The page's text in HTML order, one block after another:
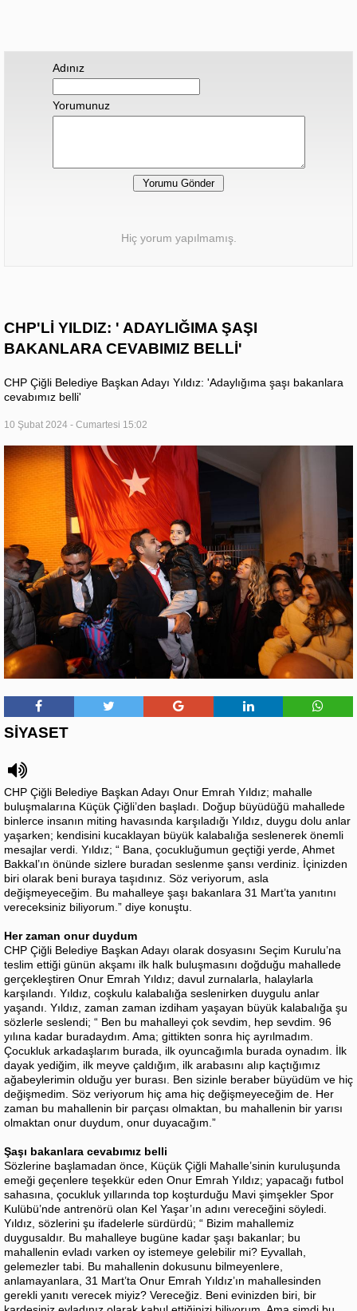
Adınız
Yorumunuz
Hiç yorum yapılmamış.
CHP'Lİ YILDIZ: ' ADAYLIĞIMA ŞAŞI
BAKANLARA CEVABIMIZ BELLİ'
CHP Çiğli Belediye Başkan Adayı Yıldız: 'Adaylığıma şaşı bakanlara
cevabımız belli'
10 Şubat 2024 - Cumartesi 15:02
SİYASET
CHP Çiğli Belediye Başkan Adayı Onur Emrah Yıldız; mahalle
buluşmalarına Küçük Çiğli’den başladı. Doğup büyüdüğü mahallede
binlerce insanın miting havasında karşıladığı Yıldız, duygu dolu anlar
yaşarken; kendisini kucaklayan büyük kalabalığa seslenerek önemli
mesajlar verdi. Yıldız; “ Bana, çocukluğumun geçtiği yerde, Ahmet
Bakkal’ın önünde sizlere buradan seslenme şansı verdiniz. İçinizden
biri olarak beni buraya taşıdınız. Söz veriyorum, asla
değişmeyeceğim. Bu mahalleye şaşı bakanlara 31 Mart’ta yanıtını
vereceksiniz biliyorum.” diye konuştu.
Her zaman onur duydum
CHP Çiğli Belediye Başkan Adayı olarak dosyasını Seçim Kurulu’na
teslim ettiği günün akşamı ilk halk buluşmasını doğduğu mahallede
gerçekleştiren Onur Emrah Yıldız; davul zurnalarla, halaylarla
karşılandı. Yıldız, coşkulu kalabalığa seslenirken duygulu anlar
yaşandı. Yıldız, zaman zaman izdiham yaşayan büyük kalabalığa şu
sözlerle seslendi; “ Ben bu mahalleyi çok sevdim, hep sevdim. 96
yılına kadar buradaydım. Ama; gittikten sonra hiç ayrılmadım.
Çocukluk arkadaşlarım burada, ilk oyuncağımla burada oynadım. İlk
dayak yediğim, ilk meyve çaldığım, ilk arabasını alıp kaçtığımız
ağabeylerimin olduğu yer burası. Ben sizinle beraber büyüdüm ve hiç
değişmedim. Söz veriyorum hiç ama hiç değişmeyeceğim de. Her
zaman bu mahallenin bir parçası olmaktan, bu mahallenin bir yarısı
olmaktan onur duydum, onur duyacağım.”
Şaşı bakanlara cevabımız belli
Sözlerine başlamadan önce, Küçük Çiğli Mahalle’sinin kuruluşunda
emeği geçenlere teşekkür eden Onur Emrah Yıldız; yapacağı futbol
sahasına, çocukluk yıllarında top koşturduğu Mavi şimşekler Spor
Kulübü’nde antrenörü olan Kel Yaşar’ın adını vereceğini söyledi.
Yıldız, sözlerini şu ifadelerle sürdürdü; “ Bizim mahallemiz
duygusaldır. Bu mahalleye bugüne kadar şaşı bakanlar; bu
mahallenin evladı varken oy istemeye gelebilir mi? Eyvallah,
gelemezler tabi. Bu mahallenin dokusunu bilmeyenlere,
anlamayanlara, 31 Mart’ta Onur Emrah Yıldız’ın mahallesinden
gerekli yanıtı verecek miyiz? Vereceğiz. Beni evinizden biri, bir